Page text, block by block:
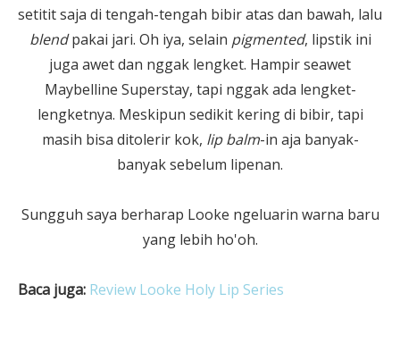
setitit saja di tengah-tengah bibir atas dan bawah, lalu
blendpakai jari. Oh iya, selain pigmented, lipstik ini
juga awet dan nggak lengket. Hampir seawet
Maybelline Superstay, tapi nggak ada lengket-
lengketnya. Meskipun sedikit kering di bibir, tapi
masih bisa ditolerir kok, lip balm-in aja banyak-
banyak sebelum lipenan.
Sungguh saya berharap Looke ngeluarin warna baru
yang lebih ho'oh.
Baca juga: Review Looke Holy Lip Series